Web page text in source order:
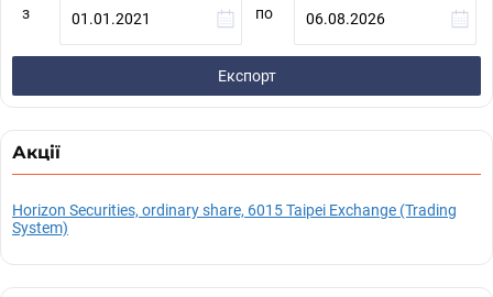
з по
Експорт
Акції
Horizon Securities, ordinary share, 6015 Taipei Exchange (Trading
System)